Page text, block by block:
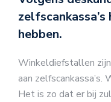
hebben.
Winkeldiefstallen
aan
Het is zo dat er bij